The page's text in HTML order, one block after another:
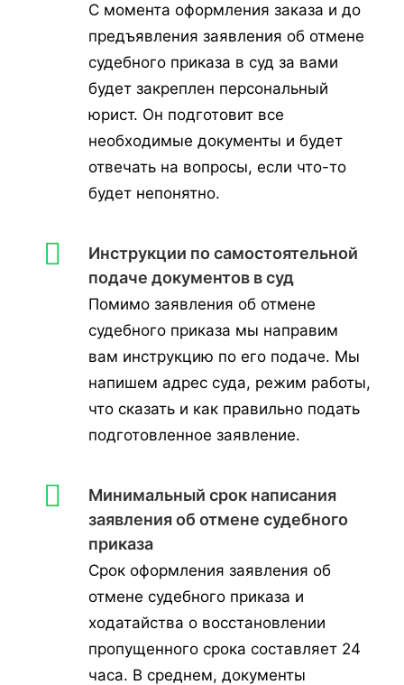
С момента оформления заказа и до
предъявления заявления об отмене
судебного приказа в суд за вами
будет закреплен персональный
юрист. Он подготовит все
необходимые документы и будет
отвечать на вопросы, если что-то
будет непонятно.
Инструкции по самостоятельной
подаче документов в суд
Помимо заявления об отмене
судебного приказа мы направим
вам инструкцию по его подаче. Мы
напишем адрес суда, режим работы,
что сказать и как правильно подать
подготовленное заявление.
Минимальный срок написания
заявления об отмене судебного
приказа
Срок оформления заявления об
отмене судебного приказа и
ходатайства о восстановлении
пропущенного срока составляет 24
часа. В среднем, документы